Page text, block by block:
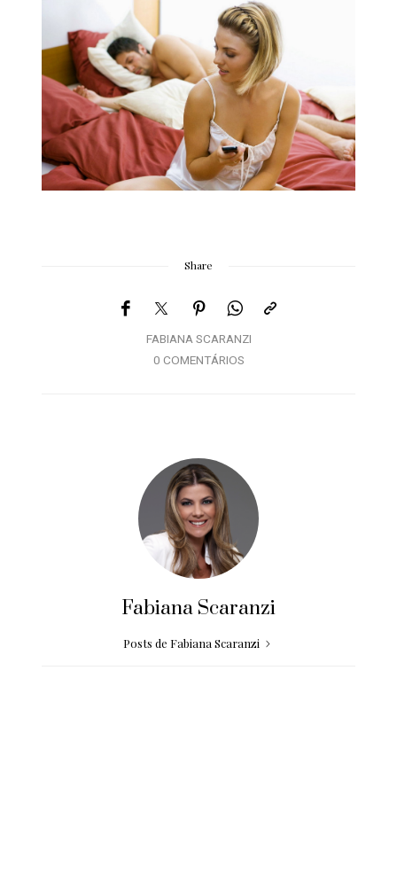
Share
FABIANA SCARANZI
0 COMENTÁRIOS
Fabiana Scaranzi
Posts de Fabiana Scaranzi